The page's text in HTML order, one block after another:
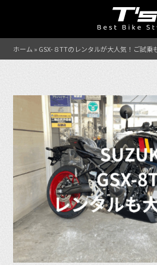
ホーム » GSX-８TTのレンタルが大人気！ご試乗